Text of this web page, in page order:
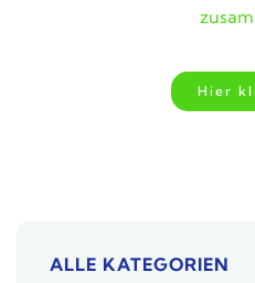
Hier
ALLE KATEGORIEN